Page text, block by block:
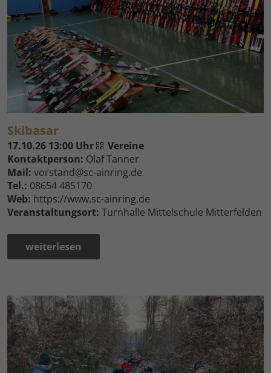
Skibasar
17.10.26 13:00 Uhr
Vereine
Kontaktperson: Olaf Tanner
Mail: vorstand@sc-ainring.de
Tel.: 08654 485170
Web: https://www.sc-ainring.de
Veranstaltungsort: Turnhalle Mittelschule Mitterfelden
weiterlesen